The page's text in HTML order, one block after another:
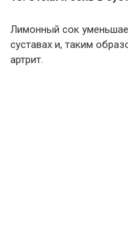
Лимонный сок
суставах и, таким
артрит.